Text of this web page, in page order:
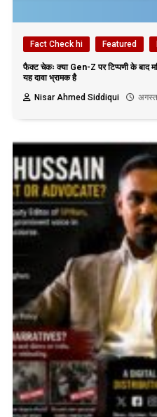
Fact Check hi Featured
फैक्ट चेकः क्या Gen-Z पर टिप्पणी के बाद
यह दावा भ्रामक है
Nisar Ahmed Siddiqui